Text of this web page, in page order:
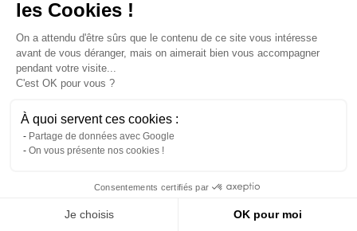
Lumene Hollywood Comfort accoudoir central
69,00 €
Disponible en 15 jours
Comparer
les Cookies !
On a attendu d'être sûrs que le contenu de ce site vous intéresse
avant de vous déranger, mais on aimerait bien vous accompagner
pendant votre visite...
C'est OK pour vous ?
À quoi servent ces cookies :
Partage de données avec Google
On vous présente nos cookies !
Consentements certifiés par
Je choisis OK pour moi